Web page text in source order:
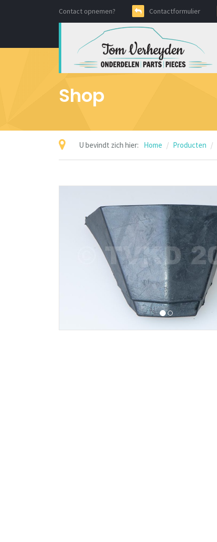
Contact opnemen? Contactformulier
Shop
U bevindt zich hier: Home Producten